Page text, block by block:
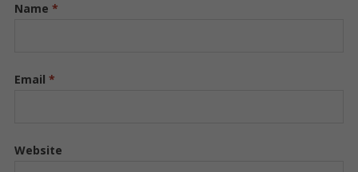
Name *
Email *
Website